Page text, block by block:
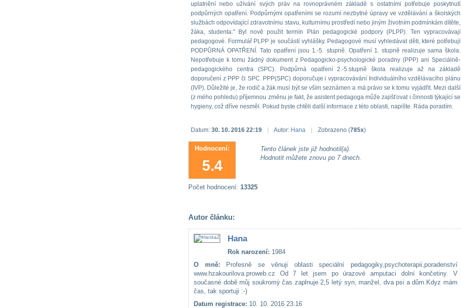
uplatnění nebo užívání svých práv na rovnoprávném základě s ostatními potřebuje poskytnutí
podpůrných opatření. Podpůrnými opatřeními se rozumí nezbytné úpravy ve vzdělávání a školských
službách odpovídající zdravotnímu stavu, kulturnímu prostředí nebo jiným životním podmínkám dítěte,
žáka, studenta." Byl nově použit termín Plán pedagogické podpory (PLPP). Ten vypracovávají
pedagogové. Formulář PLPP je součástí vyhlášky. Pedagogové musí vyhledávat děti, které potřebují
PODPŮRNÁ OPATŘENÍ. Tato opatření jsou 1.-5. stupně. Opatření 1. stupně realizuje sama škola.
Nepotřebuje k tomu žádný dokument z Pedagogicko-psychologické poradny (PPP) ani Speciálně-
pedagogického centra (SPC). Podpůrná opatření 2.-5.stupně škola realizuje až na základě
doporučení z PPP či SPC. PPP(SPC) doporučuje i vypracovávání Individuálního vzdělávacího plánu
(IVP). Důležité je, že rodič a žák musí být se vším seznámen a má právo se k tomu vyjádřit. Mezi další
(z mého pohledu) příjemnou změnu je fakt, že asistent pedagoga může zajišťovat i činnosti týkající se
hygieny, což dříve nesměl. Pokud byste chtěli další informace z této oblasti, napište. Ráda poradím.
Datum: 30. 10. 2016 22:19 Autor: Hana Zobrazeno (785x)
Hodnocení:
5.4
Tento článek jste již hodnotil(a).
Hodnotit můžete znovu po 7 dnech.
Počet hodnocení: 13325
Autor článku:
Hana
Rok narození: 1984
O mně: Profesně se věnuji oblasti speciální pedagogiky,psychoterapii,poradenství
www.hzakourilova.proweb.cz Od 7 let jsem po úrazové amputaci dolní končetiny. V
současné době můj soukromý čas zaplnuje 2,5 letý syn, manžel, dva psi a dům.Kdyz mám
čas, tak sportuji :-)
Datum registrace: 10. 10. 2016 23:16